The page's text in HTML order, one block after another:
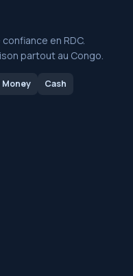
en RDC.
partout au Congo.
Cash